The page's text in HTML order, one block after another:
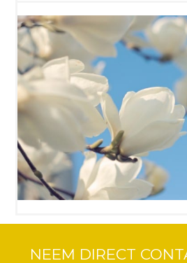
NEEM DIRECT